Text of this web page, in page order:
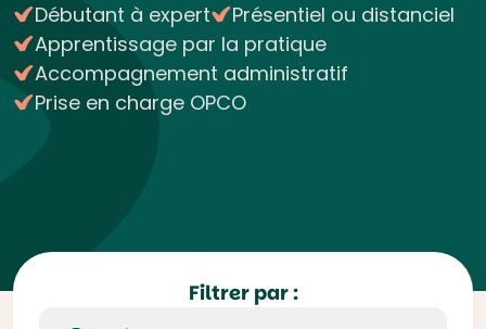
Débutant à expert
Présentiel ou distanciel
Apprentissage par la pratique
Accompagnement administratif
Prise en charge OPCO
Filtrer par :